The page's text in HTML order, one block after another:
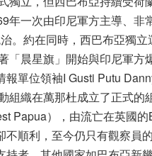
年一次由印尼軍方主導、非
。約在同時，西巴布亞獨
「晨星旗」開始與印尼軍方
單位領袖I Gusti Putu
組織在萬那杜成立了正式的
Papua），由流亡在英國
順利，至今仍只有觀察員